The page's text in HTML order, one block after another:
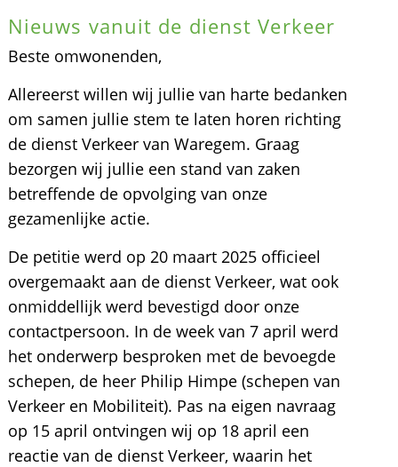
Nieuws vanuit de dienst Verkeer
Beste omwonenden,
Allereerst willen wij jullie van harte bedanken
om samen jullie stem te laten horen richting
de dienst Verkeer van Waregem. Graag
bezorgen wij jullie een stand van zaken
betreffende de opvolging van onze
gezamenlijke actie.
De petitie werd op 20 maart 2025 officieel
overgemaakt aan de dienst Verkeer, wat ook
onmiddellijk werd bevestigd door onze
contactpersoon. In de week van 7 april werd
het onderwerp besproken met de bevoegde
schepen, de heer Philip Himpe (schepen van
Verkeer en Mobiliteit). Pas na eigen navraag
op 15 april ontvingen wij op 18 april een
reactie van de dienst Verkeer, waarin het